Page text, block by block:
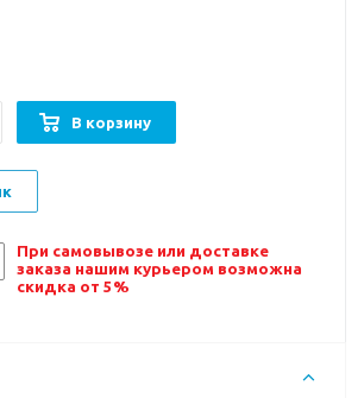
В корзину
При самовывозе или доставке
заказа нашим курьером возможна
скидка от 5%